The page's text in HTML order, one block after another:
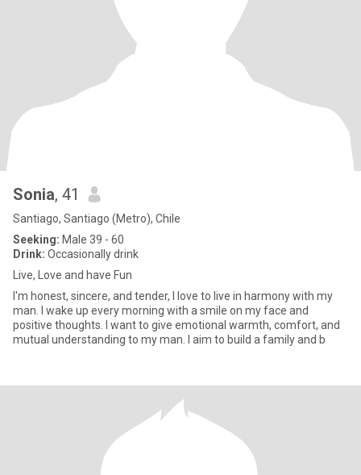
Sonia, 41
Santiago, Santiago (Metro), Chile
Seeking: Male 39 - 60
Drink: Occasionally drink
Live, Love and have Fun
I'm honest, sincere, and tender, I love to live in harmony with my
man. I wake up every morning with a smile on my face and
positive thoughts. I want to give emotional warmth, comfort, and
mutual understanding to my man. I aim to build a family and b